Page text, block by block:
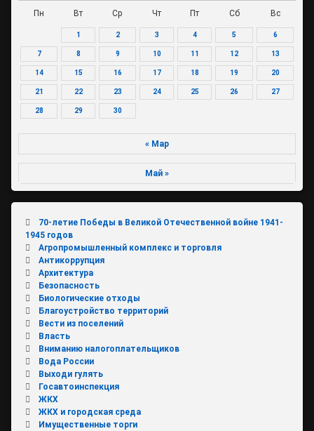
Пн Вт Ср Чт Пт Сб Вс
1 2 3 4 5 6
7 8 9 10 11 12 13
14 15 16 17 18 19 20
21 22 23 24 25 26 27
28 29 30
« Мар
Май »
70-летие Победы в Великой Отечественной войне 1941-
1945 годов
Агропромышленный комплекс и торговля
Антикоррупция
Архитектура
Безопасность
Биологические отходы
Благоустройство территорий
Вести из поселений
Власть
Вниманию налогоплательщиков
Вода России
Выходи гулять
Госавтоинспекция
ЖКХ
ЖКХ и городская среда
Имущественные торги